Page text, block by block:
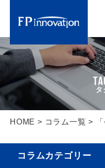
HOME > コラム一覧 >
コラムカテゴリー